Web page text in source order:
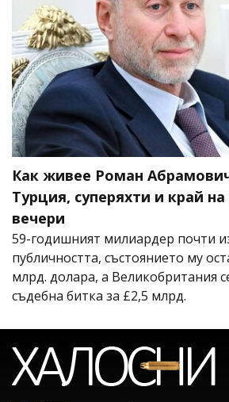
Как живее Роман
Турция, суперяхти и край
вечери
59-годишният милиардер почти
публичността, състоянието му
млрд. долара, а Великобритания
съдебна битка за £2,5 млрд.